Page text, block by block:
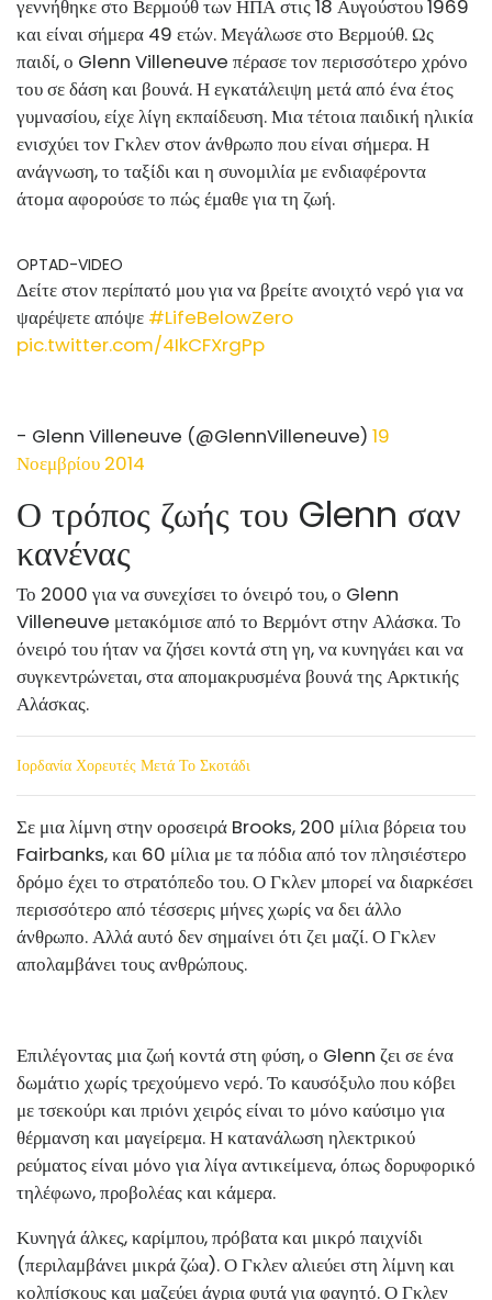
γεννήθηκε στο Βερμούθ των ΗΠΑ στις 18 Αυγούστου 1969
και είναι σήμερα 49 ετών. Μεγάλωσε στο Βερμούθ. Ως
παιδί, ο Glenn Villeneuve πέρασε τον περισσότερο χρόνο
του σε δάση και βουνά. Η εγκατάλειψη μετά από ένα έτος
γυμνασίου, είχε λίγη εκπαίδευση. Μια τέτοια παιδική ηλικία
ενισχύει τον Γκλεν στον άνθρωπο που είναι σήμερα. Η
ανάγνωση, το ταξίδι και η συνομιλία με ενδιαφέροντα
άτομα αφορούσε το πώς έμαθε για τη ζωή.
OPTAD-VIDEO
Δείτε στον περίπατό μου για να βρείτε ανοιχτό νερό για να
ψαρέψετε απόψε #LifeBelowZero
pic.twitter.com/4IkCFXrgPp
- Glenn Villeneuve (@GlennVilleneuve) 19
Νοεμβρίου 2014
Ο τρόπος ζωής του Glenn σαν
κανένας
Το 2000 για να συνεχίσει το όνειρό του, ο Glenn
Villeneuve μετακόμισε από το Βερμόντ στην Αλάσκα. Το
όνειρό του ήταν να ζήσει κοντά στη γη, να κυνηγάει και να
συγκεντρώνεται, στα απομακρυσμένα βουνά της Αρκτικής
Αλάσκας.
Ιορδανία Χορευτές Μετά Το Σκοτάδι
Σε μια λίμνη στην οροσειρά Brooks, 200 μίλια βόρεια του
Fairbanks, και 60 μίλια με τα πόδια από τον πλησιέστερο
δρόμο έχει το στρατόπεδο του. Ο Γκλεν μπορεί να διαρκέσει
περισσότερο από τέσσερις μήνες χωρίς να δει άλλο
άνθρωπο. Αλλά αυτό δεν σημαίνει ότι ζει μαζί. Ο Γκλεν
απολαμβάνει τους ανθρώπους.
Επιλέγοντας μια ζωή κοντά στη φύση, ο Glenn ζει σε ένα
δωμάτιο χωρίς τρεχούμενο νερό. Το καυσόξυλο που κόβει
με τσεκούρι και πριόνι χειρός είναι το μόνο καύσιμο για
θέρμανση και μαγείρεμα. Η κατανάλωση ηλεκτρικού
ρεύματος είναι μόνο για λίγα αντικείμενα, όπως δορυφορικό
τηλέφωνο, προβολέας και κάμερα.
Κυνηγά άλκες, καρίμπου, πρόβατα και μικρό παιχνίδι
(περιλαμβάνει μικρά ζώα). Ο Γκλεν αλιεύει στη λίμνη και
κολπίσκους και μαζεύει άγρια ​​φυτά για φαγητό. Ο Γκλεν